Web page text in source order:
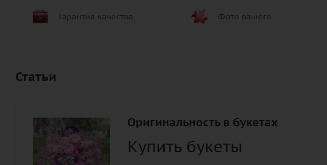
Гарантия качества Фото вашего
Статьи
Оригинальность в букетах
Купить букеты